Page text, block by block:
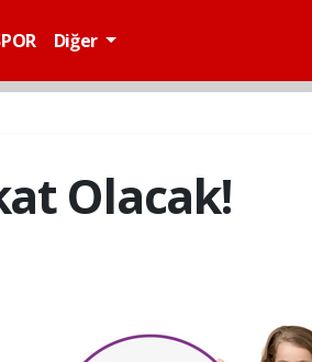
Diğer
Olacak!